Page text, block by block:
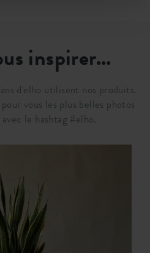
inspirer...
d'elho utilisent nos produits.
vous les plus belles photos
le hashtag #elho.